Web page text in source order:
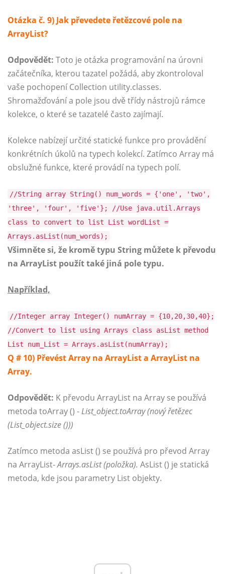
Otázka č. 9) Jak převedete řetězcové pole na
ArrayList?
Odpovědět: Toto je otázka programování na úrovni
začátečníka, kterou tazatel požádá, aby zkontroloval
vaše pochopení Collection utility.classes.
Shromažďování a pole jsou dvě třídy nástrojů rámce
kolekce, o které se tazatelé často zajímají.
Kolekce nabízejí určité statické funkce pro provádění
konkrétních úkolů na typech kolekcí. Zatímco Array má
obslužné funkce, které provádí na typech polí.
//String array String() num_words = {'one', 'two',
'three', 'four', 'five'}; //Use java.util.Arrays
class to convert to list List wordList =
Arrays.asList(num_words);
Všimněte si, že kromě typu String můžete k převodu
na ArrayList použít také jiná pole typu.
Například,
//Integer array Integer() numArray = {10,20,30,40};
//Convert to list using Arrays class asList method
List num_List = Arrays.asList(numArray);
Q # 10) Převést Array na ArrayList a ArrayList na
Array.
Odpovědět: K převodu ArrayList na Array se používá
metoda toArray () -List_object.toArray (nový řetězec
(List_object.size ()))
Zatímco metoda asList () se používá pro převod Array
na ArrayList-Arrays.asList (položka). AsList () je statická
metoda, kde jsou parametry List objekty.